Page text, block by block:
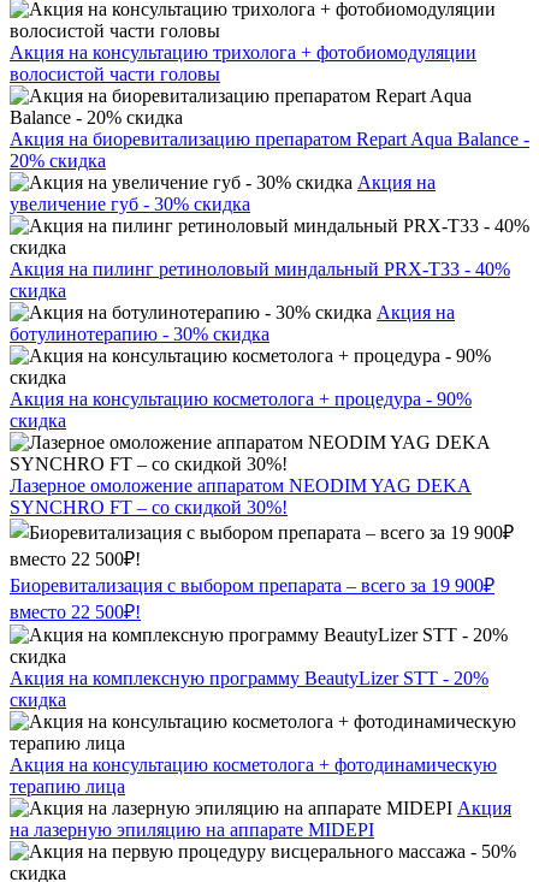
Акция на консультацию трихолога + фотобиомодуляции
волосистой части головы
Акция на биоревитализацию препаратом Repart Aqua Balance -
20% скидка
Акция на
увеличение губ - 30% скидка
Акция на пилинг ретиноловый миндальный PRX-T33 - 40%
скидка
Акция на
ботулинотерапию - 30% скидка
Акция на консультацию косметолога + процедура - 90%
скидка
Лазерное омоложение аппаратом NEODIM YAG DEKA
SYNCHRO FT – со скидкой 30%!
Биоревитализация с выбором препарата – всего за 19 900₽
вместо 22 500₽!
Акция на комплексную программу BeautyLizer STT - 20%
скидка
Акция на консультацию косметолога + фотодинамическую
терапию лица
Акция
на лазерную эпиляцию на аппарате MIDEPI